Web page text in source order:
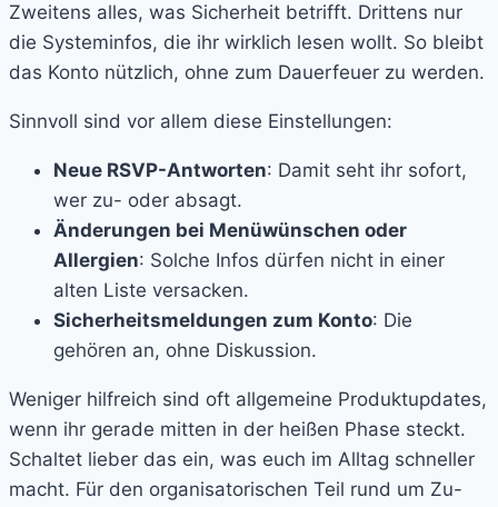
Zweitens alles, was Sicherheit betrifft. Drittens nur
die Systeminfos, die ihr wirklich lesen wollt. So bleibt
das Konto nützlich, ohne zum Dauerfeuer zu werden.
Sinnvoll sind vor allem diese Einstellungen:
Neue RSVP-Antworten: Damit seht ihr sofort,
wer zu- oder absagt.
Änderungen bei Menüwünschen oder
Allergien: Solche Infos dürfen nicht in einer
alten Liste versacken.
Sicherheitsmeldungen zum Konto: Die
gehören an, ohne Diskussion.
Weniger hilfreich sind oft allgemeine Produktupdates,
wenn ihr gerade mitten in der heißen Phase steckt.
Schaltet lieber das ein, was euch im Alltag schneller
macht. Für den organisatorischen Teil rund um Zu-